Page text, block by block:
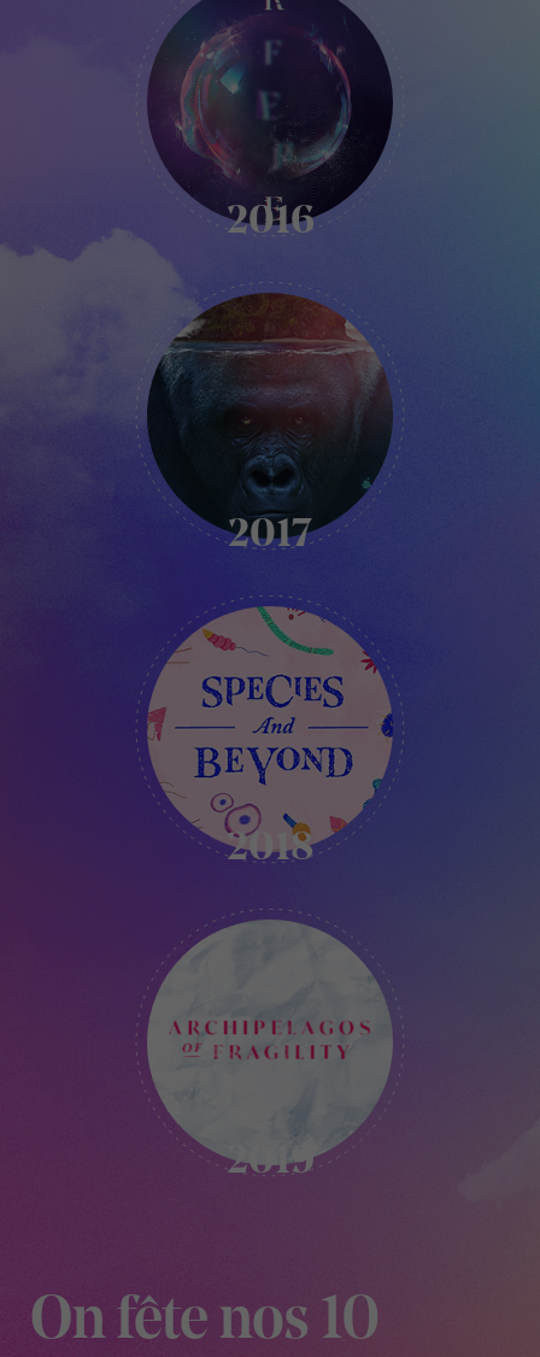
2016
2016
2017
2017
2018
2018
2019
2019
On fête nos 10